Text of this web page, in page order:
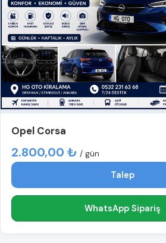
Opel Corsa
2.800,00 ₺ / gün
Talep
WhatsApp Sipariş